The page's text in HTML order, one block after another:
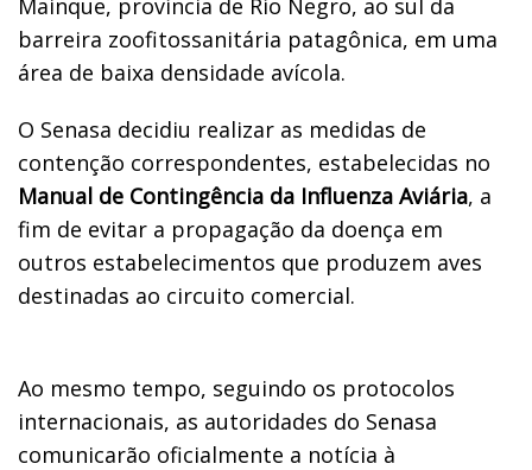
Mainque, província de Río Negro, ao sul da
barreira zoofitossanitária patagônica, em uma
área de baixa densidade avícola.
O Senasa decidiu realizar as medidas de
contenção correspondentes, estabelecidas no
Manual de Contingência da Influenza Aviária, a
fim de evitar a propagação da doença em
outros estabelecimentos que produzem aves
destinadas ao circuito comercial.
Ao mesmo tempo, seguindo os protocolos
internacionais, as autoridades do Senasa
comunicarão oficialmente a notícia à